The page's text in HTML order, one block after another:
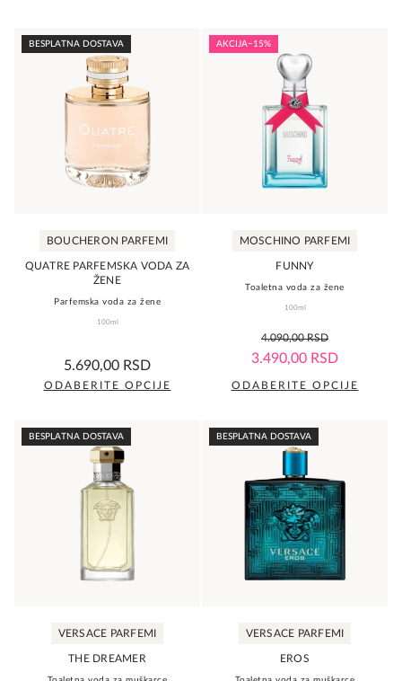
proizvod
ima
više
varijanti.
Opcije
mogu
biti
stranici
proizvoda.
ima
više
varijanti.
Opcije
biti
stranici
proizvoda.
BESPLATNA DOSTAVA
BOUCHERON PARFEMI
QUATRE PARFEMSKA VODA ZA
ŽENE
Parfemska voda za žene
100ml
0,0
rating
5.690,00 RSD
ODABERITE OPCIJE
proizvod
ima
više
varijanti.
Opcije
mogu
biti
stranici
proizvoda.
AKCIJA−15%
MOSCHINO PARFEMI
FUNNY
Toaletna voda za žene
100ml
5,0
rating
4.090,00RSD
3.490,00 RSD
ODABERITE OPCIJE
proizvod
ima
više
varijanti.
Opcije
mogu
biti
stranici
proizvoda.
BESPLATNA DOSTAVA
VERSACE PARFEMI
THE DREAMER
BESPLATNA DOSTAVA
VERSACE PARFEMI
EROS